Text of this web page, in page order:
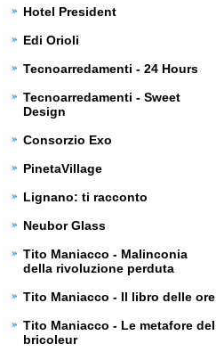
Hotel President
Edi Orioli
Tecnoarredamenti - 24 Hours
Tecnoarredamenti - Sweet
Design
Consorzio Exo
PinetaVillage
Lignano: ti racconto
Neubor Glass
Tito Maniacco - Malinconia
della rivoluzione perduta
Tito Maniacco - Il libro delle ore
Tito Maniacco - Le metafore del
bricoleur